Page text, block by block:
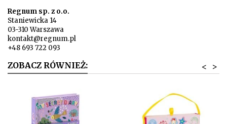
Regnum sp. z o.o.
Staniewicka 14
03-310 Warszawa
kontakt@regnum.pl
+48 693 722 093
ZOBACZ RÓWNIEŻ: >
<